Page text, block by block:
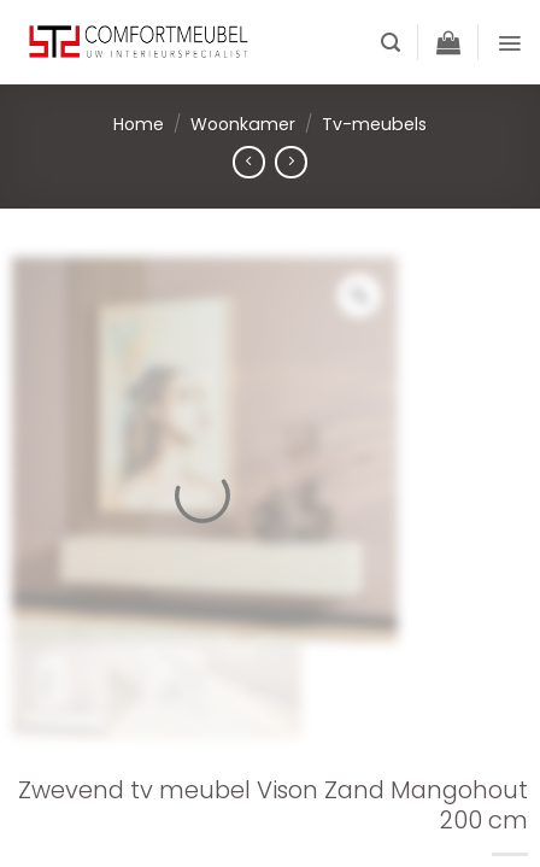
content
Home / Woonkamer / Tv-meubels
Zwevend tv meubel Vison Zand Mangohout
200 cm